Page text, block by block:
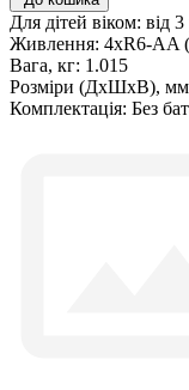
Для дітей віком: від 3
Живлення: 4xR6-AA
Вага, кг: 1.015
Розміри (ДxШxВ),
Комплектація: Без